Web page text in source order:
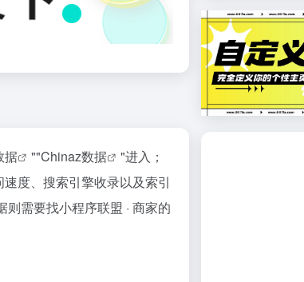
据 ""Chinaz数据
"进入；
度、搜索引擎收录以及索引
需要找小程序联盟 · 商家的